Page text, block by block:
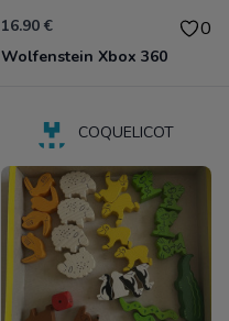
16.90 € 0
Wolfenstein Xbox 360
COQUELICOT